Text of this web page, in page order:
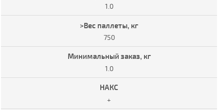
1.0
750
1.0
+